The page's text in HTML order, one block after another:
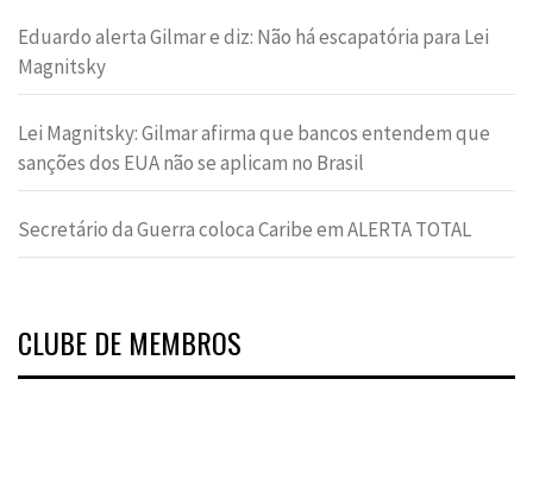
Eduardo alerta Gilmar e diz: Não há escapatória para Lei
Magnitsky
Lei Magnitsky: Gilmar afirma que bancos entendem que
sanções dos EUA não se aplicam no Brasil
Secretário da Guerra coloca Caribe em ALERTA TOTAL
CLUBE DE MEMBROS